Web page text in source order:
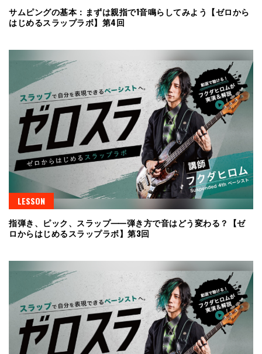
サムピングの基本：まずは親指で1音鳴らしてみよう【ゼロから
はじめるスラップラボ】第4回
LESSON
指弾き、ピック、スラップ⸺弾き方で音はどう変わる？【ゼ
ロからはじめるスラップラボ】第3回